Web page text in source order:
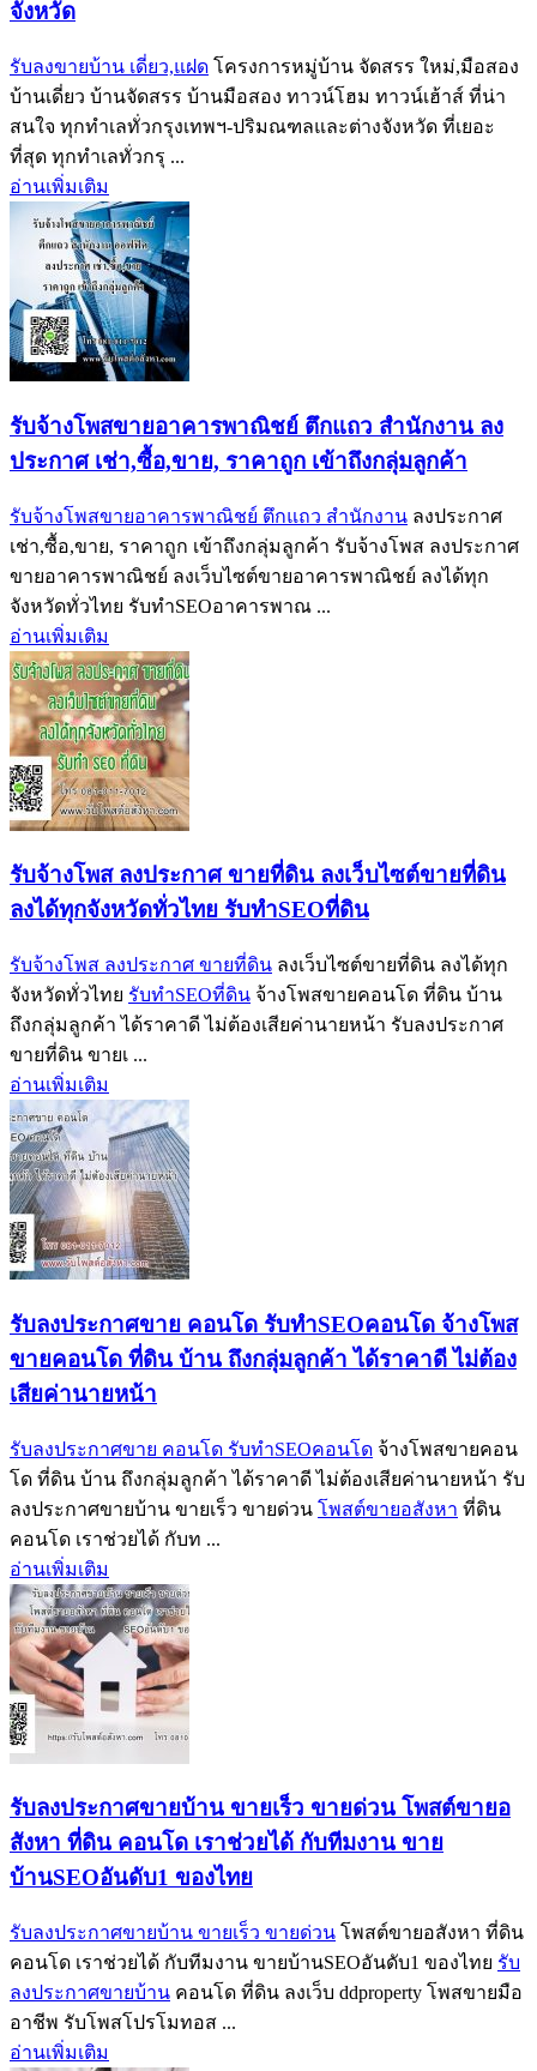
จังหวัด
รับลงขายบ้าน เดี่ยว,แฝด โครงการหมู่บ้าน จัดสรร ใหม่,มือสอง
บ้านเดี่ยว บ้านจัดสรร บ้านมือสอง ทาวน์โฮม ทาวน์เฮ้าส์ ที่น่า
สนใจ ทุกทำเลทั่วกรุงเทพฯ-ปริมณฑลและต่างจังหวัด ที่เยอะ
ที่สุด ทุกทำเลทั่วกรุ ...
อ่านเพิ่มเติม
รับจ้างโพสขายอาคารพาณิชย์ ตึกแถว สำนักงาน ลง
ประกาศ เช่า,ซื้อ,ขาย, ราคาถูก เข้าถึงกลุ่มลูกค้า
รับจ้างโพสขายอาคารพาณิชย์ ตึกแถว สำนักงาน ลงประกาศ
เช่า,ซื้อ,ขาย, ราคาถูก เข้าถึงกลุ่มลูกค้า รับจ้างโพส ลงประกาศ
ขายอาคารพาณิชย์ ลงเว็บไซต์ขายอาคารพาณิชย์ ลงได้ทุก
จังหวัดทั่วไทย รับทำSEOอาคารพาณ ...
อ่านเพิ่มเติม
รับจ้างโพส ลงประกาศ ขายที่ดิน ลงเว็บไซต์ขายที่ดิน
ลงได้ทุกจังหวัดทั่วไทย รับทำSEOที่ดิน
รับจ้างโพส ลงประกาศ ขายที่ดิน ลงเว็บไซต์ขายที่ดิน ลงได้ทุก
จังหวัดทั่วไทย รับทำSEOที่ดิน จ้างโพสขายคอนโด ที่ดิน บ้าน
ถึงกลุ่มลูกค้า ได้ราคาดี ไม่ต้องเสียค่านายหน้า รับลงประกาศ
ขายที่ดิน ขายเ ...
อ่านเพิ่มเติม
รับลงประกาศขาย คอนโด รับทำSEOคอนโด จ้างโพส
ขายคอนโด ที่ดิน บ้าน ถึงกลุ่มลูกค้า ได้ราคาดี ไม่ต้อง
เสียค่านายหน้า
รับลงประกาศขาย คอนโด รับทำSEOคอนโด จ้างโพสขายคอน
โด ที่ดิน บ้าน ถึงกลุ่มลูกค้า ได้ราคาดี ไม่ต้องเสียค่านายหน้า รับ
ลงประกาศขายบ้าน ขายเร็ว ขายด่วน โพสต์ขายอสังหา ที่ดิน
คอนโด เราช่วยได้ กับท ...
อ่านเพิ่มเติม
รับลงประกาศขายบ้าน ขายเร็ว ขายด่วน โพสต์ขายอ
สังหา ที่ดิน คอนโด เราช่วยได้ กับทีมงาน ขาย
บ้านSEOอันดับ1 ของไทย
รับลงประกาศขายบ้าน ขายเร็ว ขายด่วน โพสต์ขายอสังหา ที่ดิน
คอนโด เราช่วยได้ กับทีมงาน ขายบ้านSEOอันดับ1 ของไทย รับ
ลงประกาศขายบ้าน คอนโด ที่ดิน ลงเว็บ ddproperty โพสขายมือ
อาชีพ รับโพสโปรโมทอส ...
อ่านเพิ่มเติม